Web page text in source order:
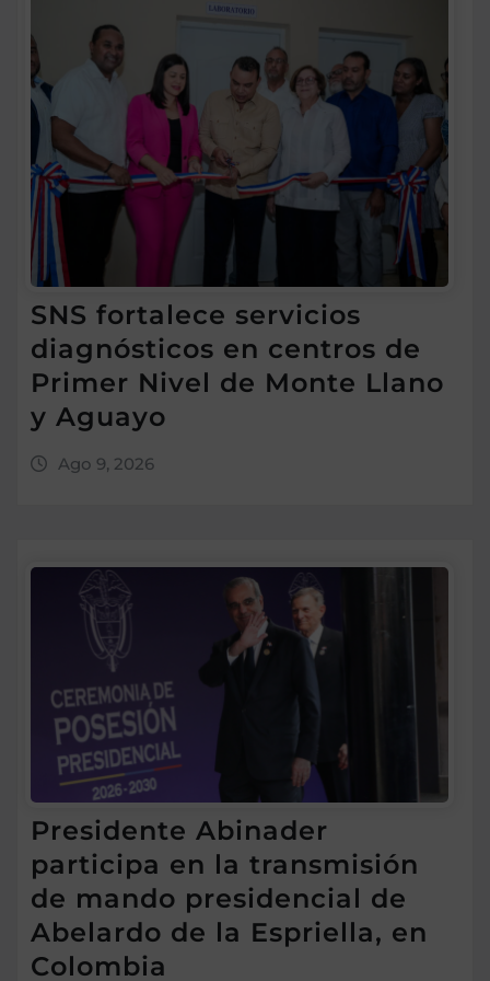
SNS fortalece servicios
diagnósticos en centros de
Primer Nivel de Monte Llano
y Aguayo
Ago 9, 2026
Presidente Abinader
participa en la transmisión
de mando presidencial de
Abelardo de la Espriella, en
Colombia